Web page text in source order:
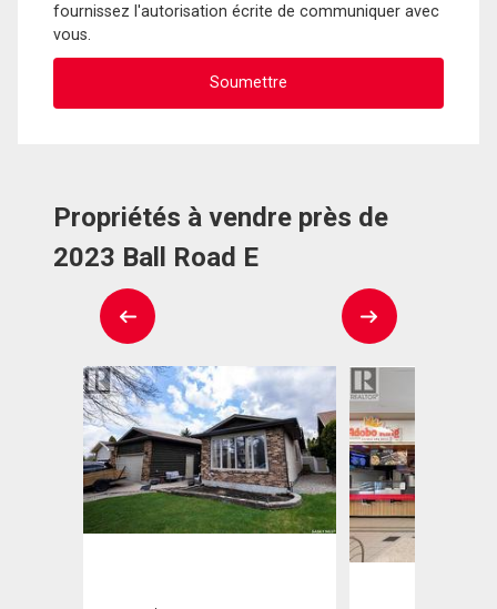
fournissez l'autorisation écrite de communiquer avec
vous.
Propriétés à vendre près de
2023 Ball Road E